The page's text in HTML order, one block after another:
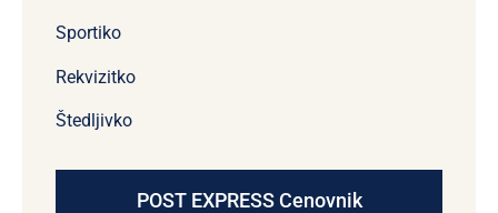
Sportiko
Rekvizitko
Štedljivko
POST EXPRESS Cenovnik